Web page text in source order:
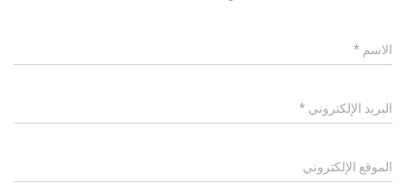
الاسم *
البريد الإلكتروني *
الموقع الإلكتروني